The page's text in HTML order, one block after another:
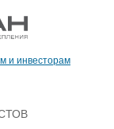
и инвесторам